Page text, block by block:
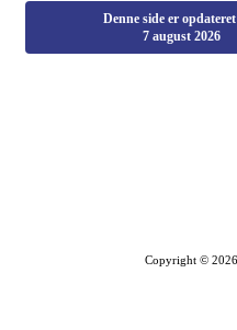
Denne side er
7 august 2026
Copyright © 2026